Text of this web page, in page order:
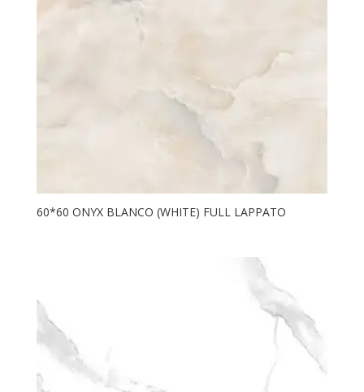
60*60 ONYX BLANCO (WHITE) FULL LAPPATO